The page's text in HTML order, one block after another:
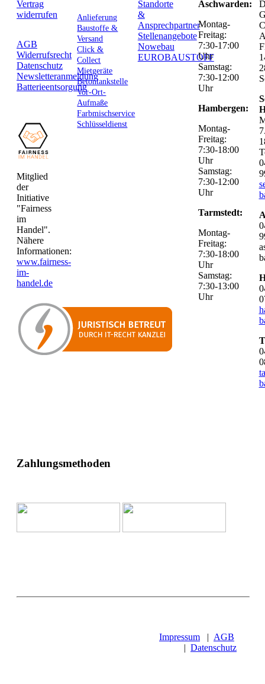
Vertrag
widerrufen
AGB
Widerrufsrecht
Datenschutz
Newsletteranmeldung
Batterieentsorgung
Mitglied
der
Initiative
"Fairness
im
Handel".
Nähere
Informationen:
www.fairness-
im-
handel.de
Anlieferung
Baustoffe &
Versand
Click &
Collect
Mietgeräte
Betontankstelle
Vor-Ort-
Aufmaße
Farbmischservice
Schlüsseldienst
Standorte
&
Ansprechpartner
Stellenangebote
Nowebau
EUROBAUSTOFF
Aschwarden:
Montag-
Freitag:
7:30-17:00
Uhr
Samstag:
7:30-12:00
Uhr
Hambergen:
Montag-
Freitag:
7:30-18:00
Uhr
Samstag:
7:30-12:00
Uhr
Tarmstedt:
Montag-
Freitag:
7:30-18:00
Uhr
Samstag:
7:30-13:00
Uhr
Zahlungsmethoden
Impressum | AGB
| Datenschutz